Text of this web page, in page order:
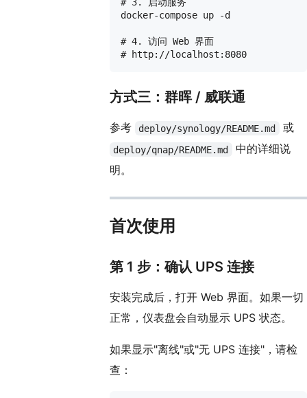
# 3. 启动服务
docker-compose up -d
# 4. 访问 Web 界面
方式三：群晖 / 威联通
参考 deploy/synology/README.md 或
deploy/qnap/README.md
中的详细说
明。
首次使用
第 1 步：确认 UPS 连接
安装完成后，打开 Web 界面。如果一切
正常，仪表盘会自动显示 UPS 状态。
如果显示"离线"或"无 UPS 连接"，请检
查：